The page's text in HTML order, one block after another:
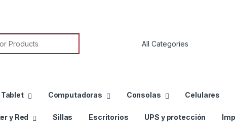
Tablet Computadoras Consolas Celulares
y Red Sillas Escritorios UPS y protección